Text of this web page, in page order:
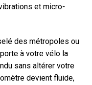
et micro-
des métropoles ou
à votre vélo la
sans altérer votre
devient fluide,